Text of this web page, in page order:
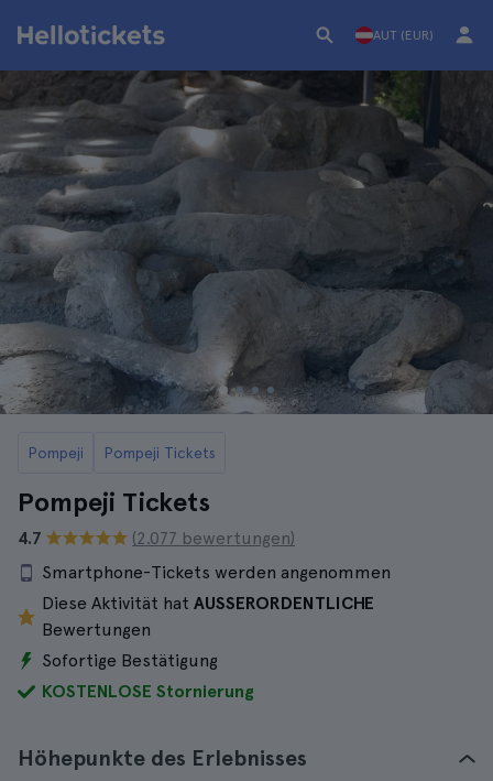
AUT (EUR)
Pompeji Pompeji Tickets
Pompeji Tickets
4.7
(2.077 bewertungen)
Smartphone-Tickets werden angenommen
Diese Aktivität hat AUSSERORDENTLICHE
Bewertungen
Sofortige Bestätigung
KOSTENLOSE Stornierung
Höhepunkte des Erlebnisses